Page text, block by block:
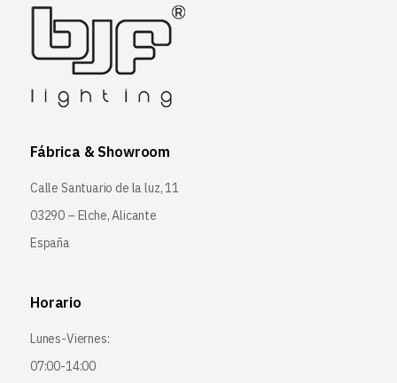
Fábrica & Showroom
Calle Santuario de la luz, 11
03290 – Elche, Alicante
España
Horario
Lunes-Viernes:
07:00-14:00